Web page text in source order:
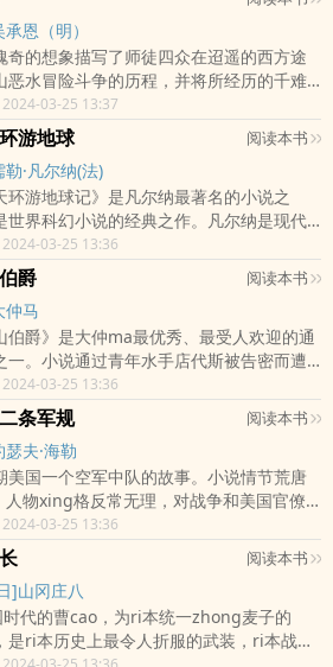
群而一直指挥乐队奏乐的华莱士·哈特利、
·史密斯、船的建造者托ma斯·安德鲁斯
避开冰山指令的大副威廉·默克多。并通过
英国和美国人是如何评价和看待这些人及
为，诠释了诸如男子气概、英雄主义、骑
和民族自豪感等当代价值。此外，本书还记
尼克号…
承恩（明）
奇的想象描写了师徒四众在迢遥的西方途
恶水冒险斗争的历程，并将所经历的千难
化为妖魔鬼怪所设置的八十一难，以动物
情的jing怪生动地表现了无情的山川的险
降妖服怪歌赞了取经人排除艰难的战斗jing
是人战胜自然的凯歌。…
2024-03-25 13:37
游地球 阅读本书
勒·凡尔纳(法)
环游地球记》是凡尔纳最著名的小说之
世界科幻小说的经典之作。凡尔纳是现代
的奠基人，有“现代科幻小说的鼻祖”、“科
预言家”之称。据联合国教科文组织的资料
尔纳是世界上拥有读者最多的十大作家之
年ru选法国《读书》杂志推荐的“个人理想
目。…
2024-03-25 13:36
爵 阅读本书
仲马
伯爵》是大仲ma最优秀、最受人欢迎的通
一。小说通过青年水手店代斯被告密而遭
狱后化名基督山伯爵报恩复仇的故事，揭
七月王朝时期一些上层人物的罪恶迹史，
辟王朝时期法国司法制度的黑暗，同时宣
ma所主张的社会哲理：赏善罚恶。小说以
的故事情节和jing湛完善的艺术技巧，阵
凌者的青睐。小说出版后，在社会上引起
轰动，被翻译成几十zhong文字出皈，在
国等西方国家多次被拍成电影。尽guan这
世已有一个半世纪之久…
2024-03-25 13:36
条军规 阅读本书
瑟夫·海勒
美国一个空军中队的故事。小说情节荒唐
物xing格反常无理，对战争和美国官僚
jin行了强烈的讽刺。这部小说被视为黑se
的经典作品，对20世纪世界文坛有着ju大
…
2024-03-25 13:36
阅读本书
]山冈庄八
代的曹cao，为ri本统一zhong麦子的
是ri本历史上最令人折服的武装，ri本战国